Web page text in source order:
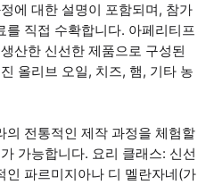
에 대한 설명이 포함되며, 참가
를 직접 수확합니다. 아페리티프
산한 신선한 제품으로 구성된
올리브 오일, 치즈, 햄, 기타 농
의 전통적인 제작 과정을 체험할
가능합니다. 요리 클래스: 신선
인 파르미지아나 디 멜란자네(가